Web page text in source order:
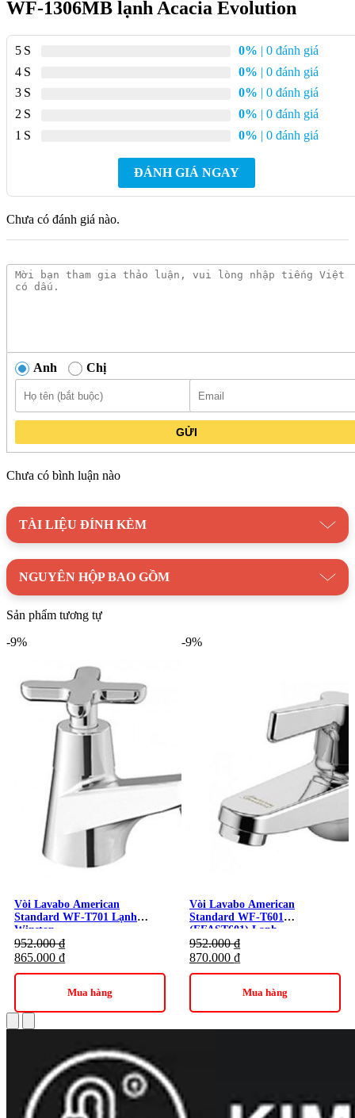
WF-1306MB lạnh Acacia Evolution
5 0% | 0 đánh giá
4
0% | 0 đánh giá
3
0% | 0 đánh giá
2
0% | 0 đánh giá
1
0% | 0 đánh giá
ĐÁNH GIÁ NGAY
Chưa có đánh giá nào.
Anh Chị
GỬI
Chưa có bình luận nào
TÀI LIỆU ĐÍNH KÈM
NGUYÊN HỘP BAO GỒM
Sản phẩm tương tự
-9%
Vòi Lavabo American
Standard WF-T701 Lạnh
Winston
952.000₫
865.000 ₫
Mua hàng
-9%
Vòi Lavabo American
Standard WF-T601
(FFAST601) Lạnh
952.000₫
870.000 ₫
Mua hàng